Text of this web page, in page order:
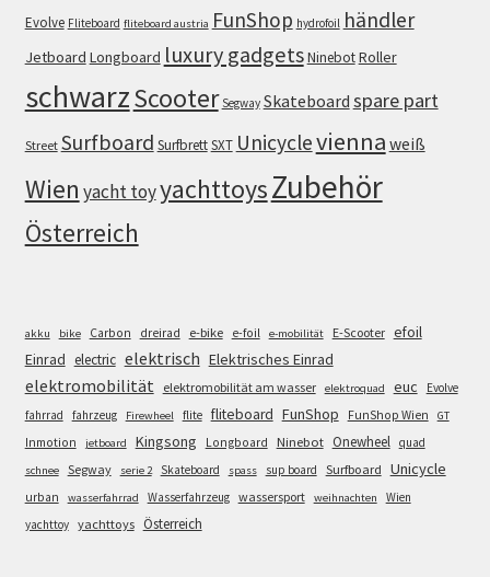
Evolve Fliteboard fliteboard austria FunShop hydrofoil händler
Jetboard Longboard luxury gadgetsNinebotRoller
schwarzScooter Segway Skateboard spare part
Street Surfboard SurfbrettSXT Unicyclevienna weiß
Wien yacht toyyachttoysZubehör
Österreich
akku bike Carbon dreirad e-bike e-foil e-mobilität E-Scooter efoil
Einrad electric elektrisch Elektrisches Einrad
elektromobilität elektromobilität am wasser elektroquad euc
Evolve
fahrrad
fahrzeug Firewheel flite fliteboard FunShop FunShop Wien GT
Inmotion jetboard Kingsong Longboard Ninebot Onewheel quad
schnee Segway serie 2 Skateboard spass sup board Surfboard Unicycle
urban wasserfahrrad Wasserfahrzeug wassersport weihnachten
Wien
yachttoy yachttoys Österreich